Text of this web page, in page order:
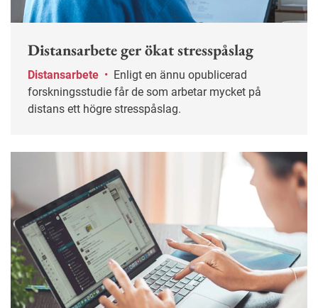
Distansarbete ger ökat stresspåslag
Distansarbete •
forskningsstudie får de som arbetar mycket på
distans ett högre stresspåslag.